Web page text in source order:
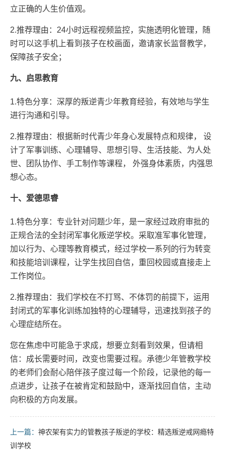
立正确的人生价值观。
2.推荐理由：24小时远程视频监控，实施透明化管理，随
时可以这手机上看到孩子在校画面，邀请家长监督教学，
保障孩子安全；
九、启思教育
1.特色分享：深厚的叛逆青少年教育经验，有效地与学生
进行沟通和引导。
2.推荐理由：根据新时代青少年身心发展特点和规律， 设
计了军事训练、心理辅导、思想引导、生活技能、为人处
世、团队协作、手工制作等课程， 外强身体素质，内强思
想心态。
十、爱德思睿
1.特色分享：专业针对问题少年，是一家经过政府审批的
正规合法的全封闭军事化叛逆学校。采取准军事化管理，
加以行为、心理等教育模式，经过学校一系列的行为转变
和技能培训课程，让学生找回自信，重回校园或直接走上
工作岗位。
2.推荐理由：我们学校在不打骂、不体罚的前提下，运用
封闭式的军事化训练加独特的心理辅导，迅速找到孩子的
心理症结所在。
您在焦虑中可能急于求成，想要立刻看到效果，但请相
信：成长需要时间，改变也需要过程。承德少年管教学校
的老师们会耐心陪伴孩子度过每一个阶段，记录他的每一
点进步，让孩子在被肯定和鼓励中，逐渐找回自信，主动
向积极的方向发展。
上一篇： 神农架有实力的管教孩子叛逆的学校：精选叛逆戒网瘾特
训学校